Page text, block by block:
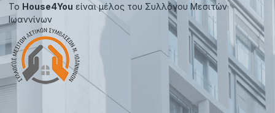
Το House4You είναι μέλος του Συλλόγου Μεσιτών
Ιωαννίνων